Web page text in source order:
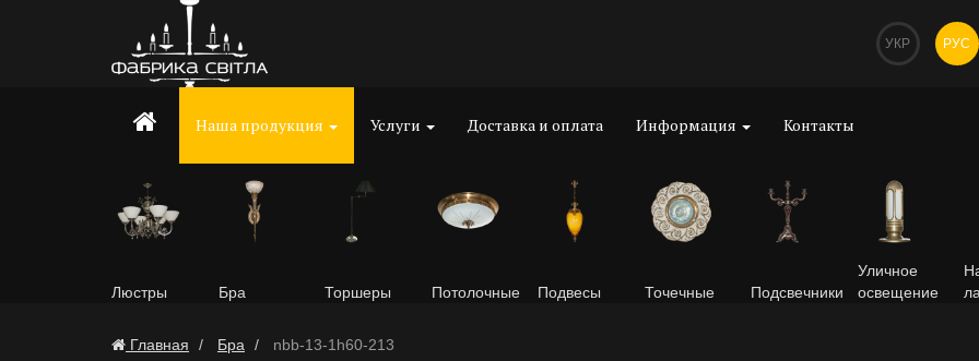
УКР РУС
Наша продукция Услуги Доставка и оплата Информация Контакты
Люстры Бра Торшеры Потолочные Подвесы Точечные Подсвечники
Уличное
освещение
Главная Бра nbb-13-1h60-213